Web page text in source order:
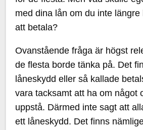
med dina lån om du inte
att betala?
Ovanstående fråga är högst
de flesta borde tänka på. Det
låneskydd eller så kallade
vara tacksamt att ha om något
uppstå. Därmed inte sagt att
ett låneskydd. Det finns